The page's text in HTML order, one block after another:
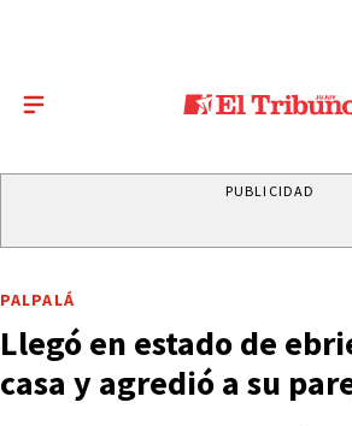
PUBLICIDAD
PALPALÁ
Llegó en estado de
casa y agredió a su